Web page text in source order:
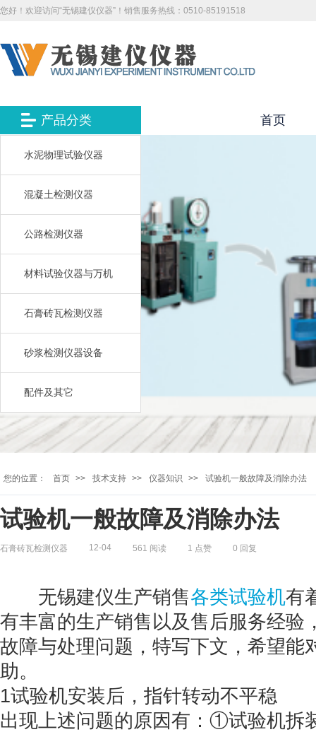
您好！欢迎访问“无锡建仪仪器”！销售服务热线：0510-85191518
产品分类
水泥物理试验仪器
混凝土检测仪器
公路检测仪器
材料试验仪器与万机
石膏砖瓦检测仪器
砂浆检测仪器设备
配件及其它
首页
您的位置： 首页 >> 技术支持 >> 仪器知识 >> 试验机一般故障及消除办法
试验机一般故障及消除办法
石膏砖瓦检测仪器 12-04 561 阅读 1 点赞 0 回复
无锡建仪生产销售各类试验机有
有丰富的生产销售以及售后服务经验
故障与处理问题，特写下文，希望能
助。
1试验机安装后，指针转动不平稳
出现上述问题的原因有：①试验机拆